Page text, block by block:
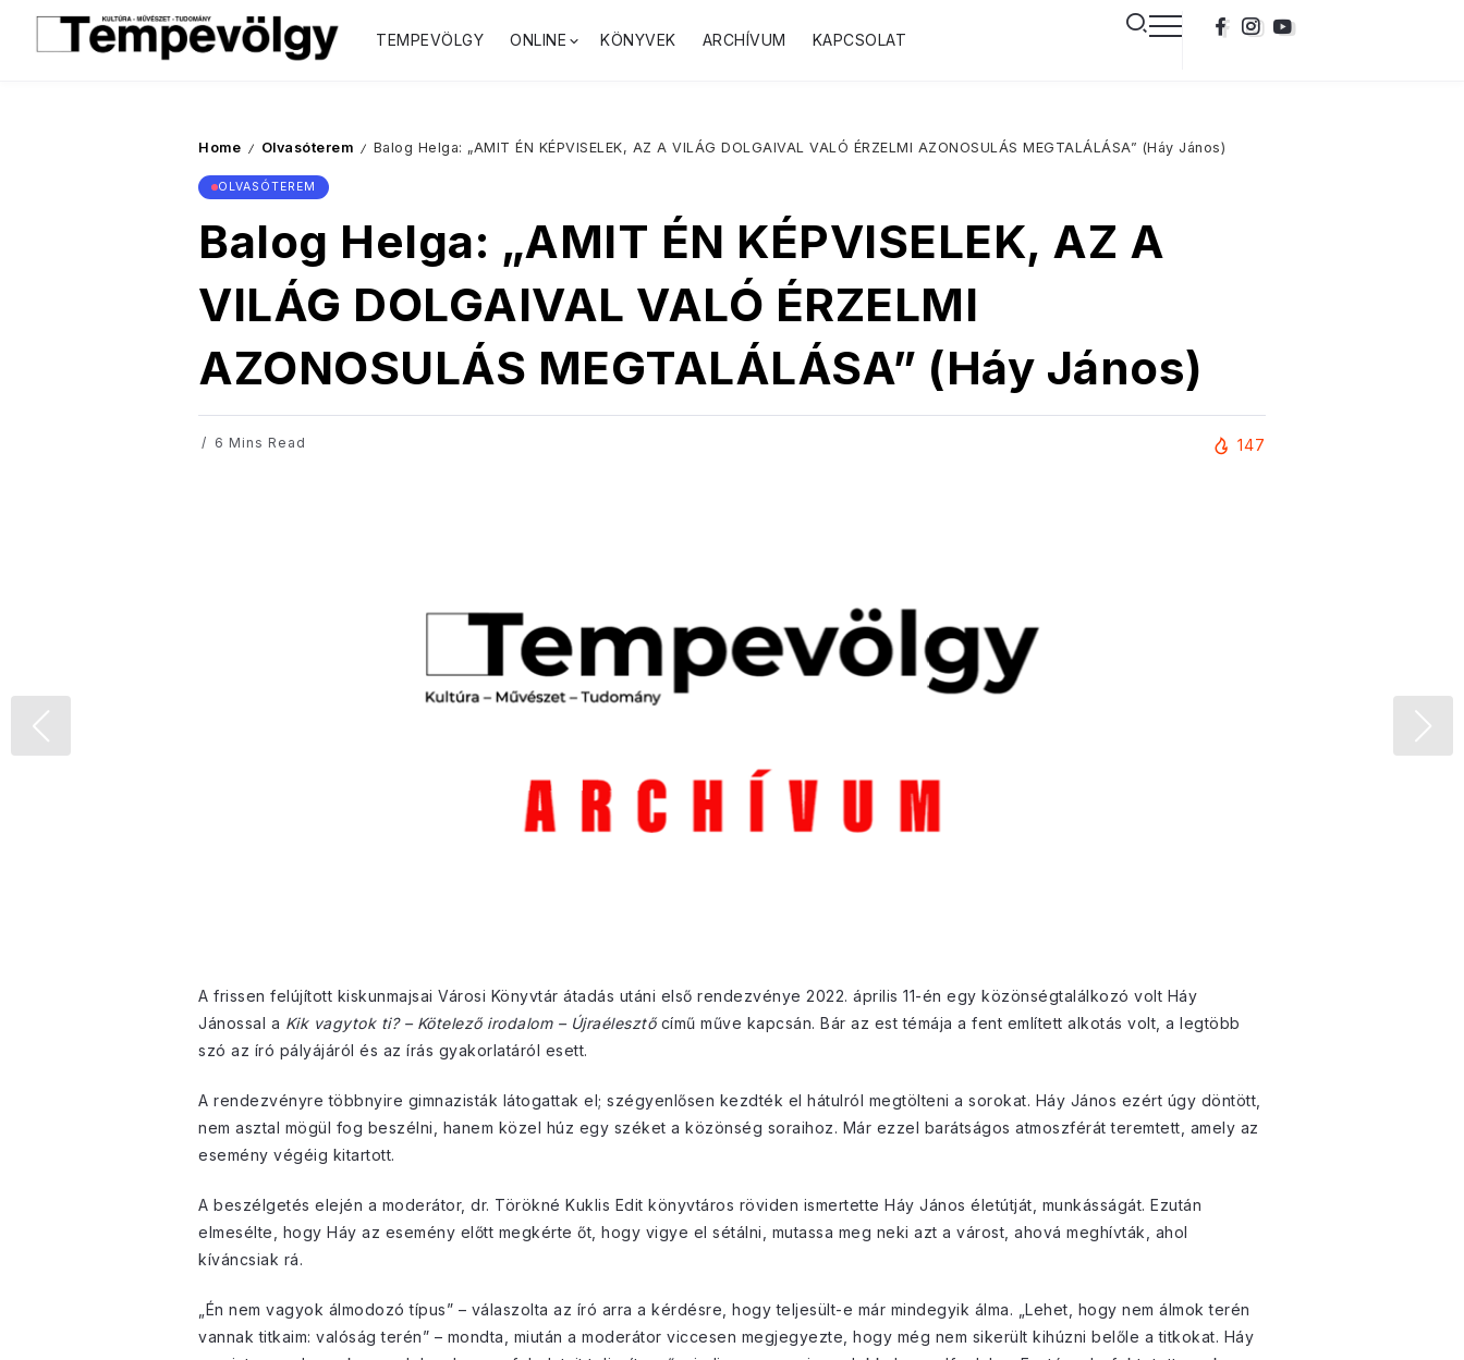
TEMPEVÖLGY ONLINE KÖNYVEK ARCHÍVUM KAPCSOLAT
Home / Olvasóterem / Balog Helga: „AMIT ÉN KÉPVISELEK, AZ A VILÁG DOLGAIVAL VALÓ ÉRZELMI AZONOSULÁS MEGTALÁLÁSA” (Háy János)
OLVASÓTEREM
Balog Helga: „AMIT ÉN KÉPVISELEK, AZ A
VILÁG DOLGAIVAL VALÓ ÉRZELMI
AZONOSULÁS MEGTALÁLÁSA” (Háy János)
6 Mins Read 147
A frissen felújított kiskunmajsai Városi Könyvtár átadás utáni első rendezvénye 2022. április 11-én egy közönségtalálkozó volt Háy
Jánossal a Kik vagytok ti? – Kötelező irodalom – Újraélesztőcímű műve kapcsán. Bár az est témája a fent említett alkotás volt, a legtöbb
szó az író pályájáról és az írás gyakorlatáról esett.
A rendezvényre többnyire gimnazisták látogattak el; szégyenlősen kezdték el hátulról megtölteni a sorokat. Háy János ezért úgy döntött,
nem asztal mögül fog beszélni, hanem közel húz egy széket a közönség soraihoz. Már ezzel barátságos atmoszférát teremtett, amely az
esemény végéig kitartott.
A beszélgetés elején a moderátor, dr. Törökné Kuklis Edit könyvtáros röviden ismertette Háy János életútját, munkásságát. Ezután
elmesélte, hogy Háy az esemény előtt megkérte őt, hogy vigye el sétálni, mutassa meg neki azt a várost, ahová meghívták, ahol
kíváncsiak rá.
„Én nem vagyok álmodozó típus” – válaszolta az író arra a kérdésre, hogy teljesült-e már mindegyik álma. „Lehet, hogy nem álmok terén
vannak titkaim: valóság terén” – mondta, miután a moderátor viccesen megjegyezte, hogy még nem sikerült kihúzni belőle a titkokat. Háy